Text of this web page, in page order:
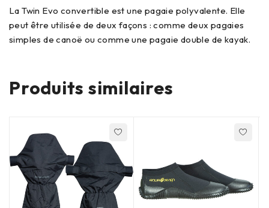
La Twin Evo convertible est une pagaie polyvalente. Elle
peut être utilisée de deux façons :comme deux pagaies
simples de canoë ou comme une pagaie double de kayak.
Produits similaires